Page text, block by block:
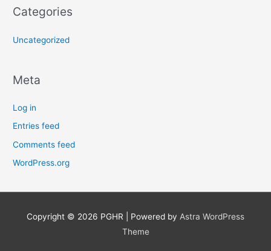
Categories
Uncategorized
Meta
Log in
Entries feed
Comments feed
WordPress.org
Copyright © 2026 PGHR | Powered by Astra WordPress
Theme